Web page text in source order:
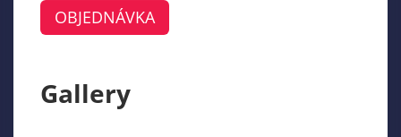
OBJEDNÁVKA
Gallery